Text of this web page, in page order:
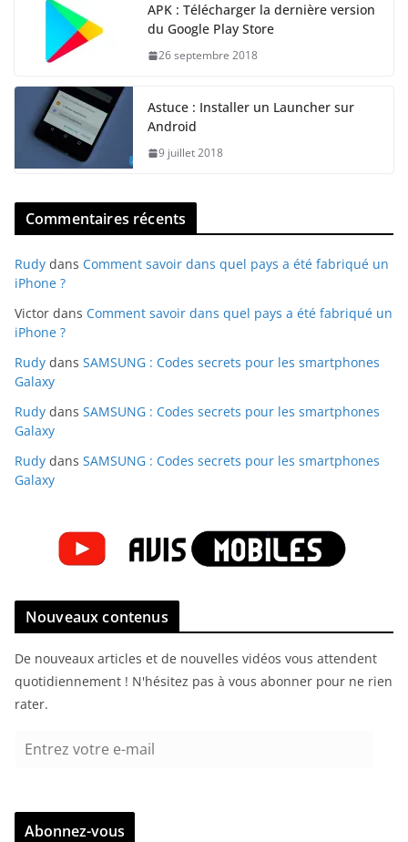
APK : Télécharger la dernière version
du Google Play Store
26 septembre 2018
Astuce : Installer un Launcher sur
Android
9 juillet 2018
Commentaires récents
Rudy dans Comment savoir dans quel pays a été fabriqué un
iPhone ?
Victor dans Comment savoir dans quel pays a été fabriqué un
iPhone ?
Rudy dans SAMSUNG : Codes secrets pour les smartphones
Galaxy
Rudy dans SAMSUNG : Codes secrets pour les smartphones
Galaxy
Rudy dans SAMSUNG : Codes secrets pour les smartphones
Galaxy
Nouveaux contenus
De nouveaux articles et de nouvelles vidéos vous attendent
quotidiennement ! N'hésitez pas à vous abonner pour ne rien
rater.
r
Abonnez-vous